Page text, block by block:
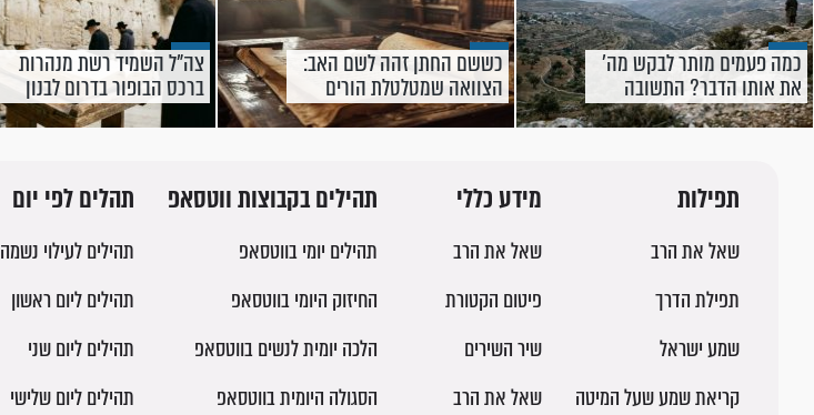
כמה פעמים מותר לבקש מה'
את אותו הדבר? התשובה
מפרשת השבוע
כששם החתן זהה לשם האב:
הצוואה שמטלטלת הורים
צה"ל השמיד רשת מנהרות
ברכס הבופור בדרום לבנון
תפילות
שאל את הרב
תפילת הדרך
שמע ישראל
קריאת שמע שעל המיטה
מידע כללי
שאל את הרב
פיטום הקטורת
שיר השירים
שאל את הרב
תהילים בקבוצות ווטסאפ
תהילים יומי בווטסאפ
החיזוק היומי בווטסאפ
הלכה יומית לנשים בווטסאפ
הסגולה היומית בווטסאפ
תהלים לפי יום
תהילים לעילוי נשמה
תהילים ליום ראשון
תהילים ליום שני
תהילים ליום שלישי